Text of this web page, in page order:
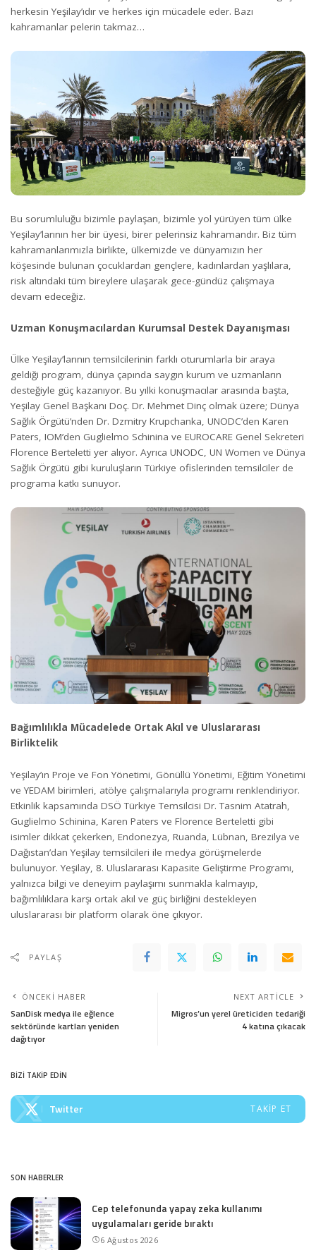
herkesin Yeşilay’ıdır ve herkes için mücadele eder. Bazı
kahramanlar pelerin takmaz…
Bu sorumluluğu bizimle paylaşan, bizimle yol yürüyen tüm ülke
Yeşilay’larının her bir üyesi, birer pelerinsiz kahramandır. Biz tüm
kahramanlarımızla birlikte, ülkemizde ve dünyamızın her
köşesinde bulunan çocuklardan gençlere, kadınlardan yaşlılara,
risk altındaki tüm bireylere ulaşarak gece-gündüz çalışmaya
devam edeceğiz.
Uzman Konuşmacılardan Kurumsal Destek Dayanışması
Ülke Yeşilay’larının temsilcilerinin farklı oturumlarla bir araya
geldiği program, dünya çapında saygın kurum ve uzmanların
desteğiyle güç kazanıyor. Bu yılki konuşmacılar arasında başta,
Yeşilay Genel Başkanı Doç. Dr. Mehmet Dinç olmak üzere; Dünya
Sağlık Örgütü’nden Dr. Dzmitry Krupchanka, UNODC’den Karen
Paters, IOM’den Guglielmo Schinina ve EUROCARE Genel Sekreteri
Florence Berteletti yer alıyor. Ayrıca UNODC, UN Women ve Dünya
Sağlık Örgütü gibi kuruluşların Türkiye ofislerinden temsilciler de
programa katkı sunuyor.
Bağımlılıkla Mücadelede Ortak Akıl ve Uluslararası
Birliktelik
Yeşilay’ın Proje ve Fon Yönetimi, Gönüllü Yönetimi, Eğitim Yönetimi
ve YEDAM birimleri, atölye çalışmalarıyla programı renklendiriyor.
Etkinlik kapsamında DSÖ Türkiye Temsilcisi Dr. Tasnim Atatrah,
Guglielmo Schinina, Karen Paters ve Florence Berteletti gibi
isimler dikkat çekerken, Endonezya, Ruanda, Lübnan, Brezilya ve
Dağıstan’dan Yeşilay temsilcileri ile medya görüşmelerde
bulunuyor. Yeşilay, 8. Uluslararası Kapasite Geliştirme Programı,
yalnızca bilgi ve deneyim paylaşımı sunmakla kalmayıp,
bağımlılıklara karşı ortak akıl ve güç birliğini destekleyen
uluslararası bir platform olarak öne çıkıyor.
PAYLAŞ
ÖNCEKI HABER
SanDisk medya ile eğlence
sektöründe kartları yeniden
dağıtıyor
NEXT ARTICLE
Migros’un yerel üreticiden tedariği
4 katına çıkacak
BİZİ TAKİP EDİN
Twitter TAKIP ET
SON HABERLER
Cep telefonunda yapay zeka kullanımı
uygulamaları geride bıraktı
6 Ağustos 2026